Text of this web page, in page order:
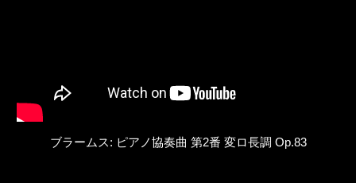
ブラームス: ピアノ協奏曲 第2番 変ロ長調 Op.83